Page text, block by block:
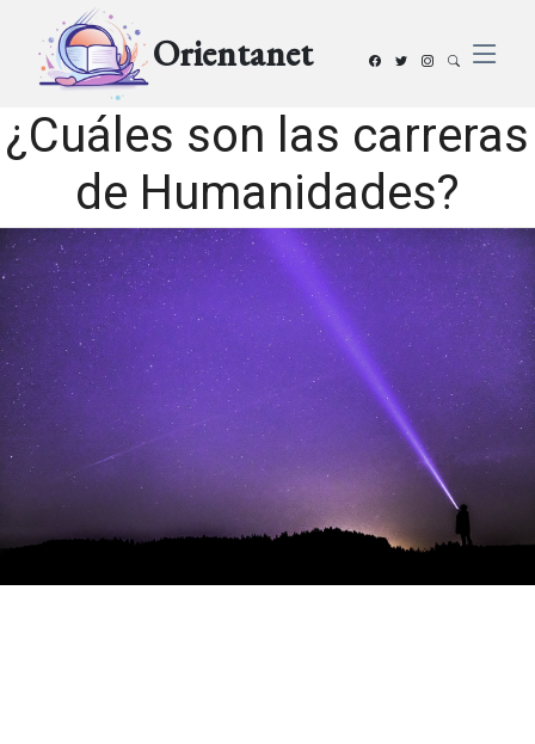
Orientanet
¿Cuáles son las carreras
de Humanidades?